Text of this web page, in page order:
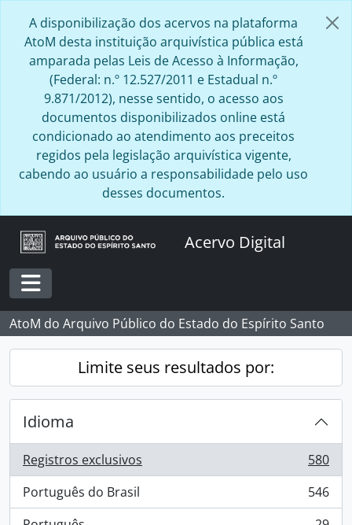
A disponibilização dos acervos na plataforma
AtoM desta instituição arquivística pública está
amparada pelas Leis de Acesso à Informação,
(Federal: n.º 12.527/2011 e Estadual n.º
9.871/2012), nesse sentido, o acesso aos
documentos disponibilizados online está
condicionado ao atendimento aos preceitos
regidos pela legislação arquivística vigente,
cabendo ao usuário a responsabilidade pelo uso
desses documentos.
Acervo Digital
Toggle navigation
AtoM do Arquivo Público do Estado do Espírito Santo
Limite seus resultados por:
Idioma
Registros exclusivos
, 580 resultados
580
Português do Brasil
, 546 resultados
546